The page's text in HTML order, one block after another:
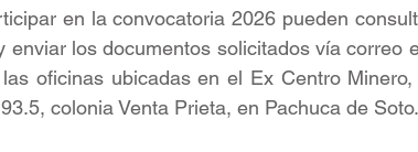
en la convocatoria 2026 pueden
los documentos solicitados vía correo
oficinas ubicadas en el Ex Centro
colonia Venta Prieta, en Pachuca de Soto.